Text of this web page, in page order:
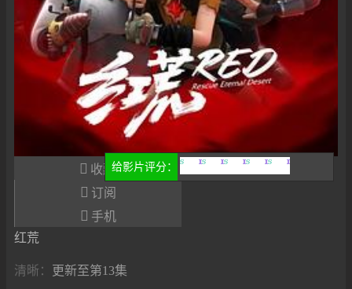
 收藏
 订阅
 手机
给影片评分：
很差较差还行推荐
红荒
清晰：
更新至第13集